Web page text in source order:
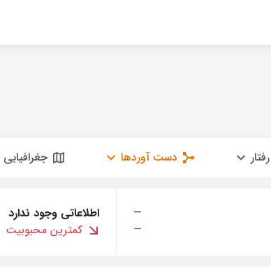
رفتار دست آوردها جغرافیایی
—
—
اطلاعاتی وجود ندارد
کمترین محبوبیت